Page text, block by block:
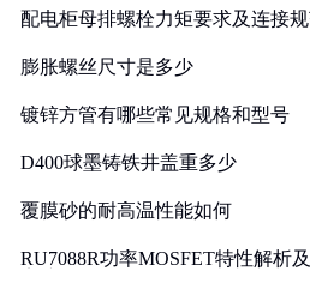
配电柜母排螺栓力矩要求及连接
膨胀螺丝尺寸是多少
镀锌方管有哪些常见规格和型号
D400球墨铸铁井盖重多少
覆膜砂的耐高温性能如何
RU7088R功率MOSFET特性解析